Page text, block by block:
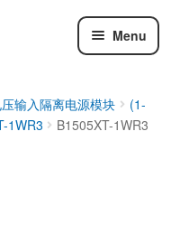
Menu
输入隔离电源模块
(1-
1WR3 B1505XT-1WR3